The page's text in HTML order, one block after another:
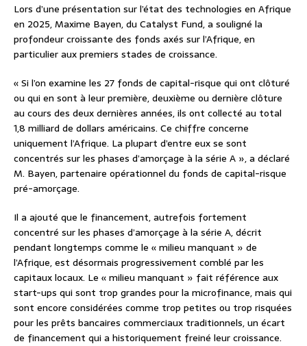
Lors d’une présentation sur l’état des technologies en Afrique
en 2025, Maxime Bayen, du Catalyst Fund, a souligné la
profondeur croissante des fonds axés sur l’Afrique, en
particulier aux premiers stades de croissance.
« Si l’on examine les 27 fonds de capital-risque qui ont clôturé
ou qui en sont à leur première, deuxième ou dernière clôture
au cours des deux dernières années, ils ont collecté au total
1,8 milliard de dollars américains. Ce chiffre concerne
uniquement l’Afrique. La plupart d’entre eux se sont
concentrés sur les phases d’amorçage à la série A », a déclaré
M. Bayen, partenaire opérationnel du fonds de capital-risque
pré-amorçage.
Il a ajouté que le financement, autrefois fortement
concentré sur les phases d’amorçage à la série A, décrit
pendant longtemps comme le « milieu manquant » de
l’Afrique, est désormais progressivement comblé par les
capitaux locaux. Le « milieu manquant » fait référence aux
start-ups qui sont trop grandes pour la microfinance, mais qui
sont encore considérées comme trop petites ou trop risquées
pour les prêts bancaires commerciaux traditionnels, un écart
de financement qui a historiquement freiné leur croissance.